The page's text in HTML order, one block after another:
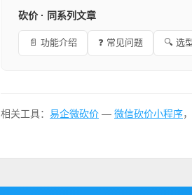
砍价 · 同系列文章
📄 功能介绍 ❓ 常见问题 🔍 选
相关工具： 易企微砍价 — 微信砍价小程序